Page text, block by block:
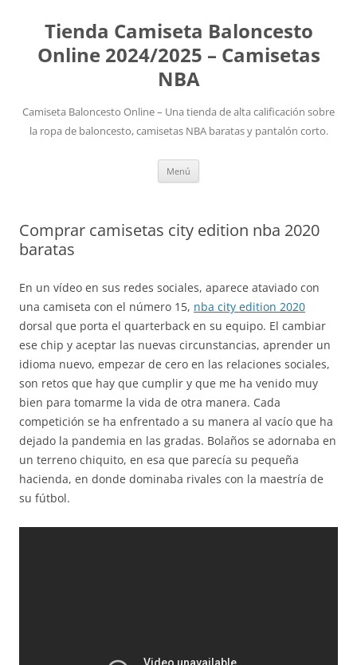
Tienda Camiseta Baloncesto
Online 2024/2025 – Camisetas
NBA
Camiseta Baloncesto Online – Una tienda de alta calificación sobre
la ropa de baloncesto, camisetas NBA baratas y pantalón corto.
Menú
Comprar camisetas city edition nba 2020
baratas
En un vídeo en sus redes sociales, aparece ataviado con
una camiseta con el número 15, nba city edition 2020
dorsal que porta el quarterback en su equipo. El cambiar
ese chip y aceptar las nuevas circunstancias, aprender un
idioma nuevo, empezar de cero en las relaciones sociales,
son retos que hay que cumplir y que me ha venido muy
bien para tomarme la vida de otra manera. Cada
competición se ha enfrentado a su manera al vacío que ha
dejado la pandemia en las gradas. Bolaños se adornaba en
un terreno chiquito, en esa que parecía su pequeña
hacienda, en donde dominaba rivales con la maestría de
su fútbol.